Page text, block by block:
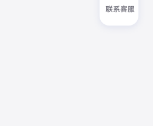
联系客服